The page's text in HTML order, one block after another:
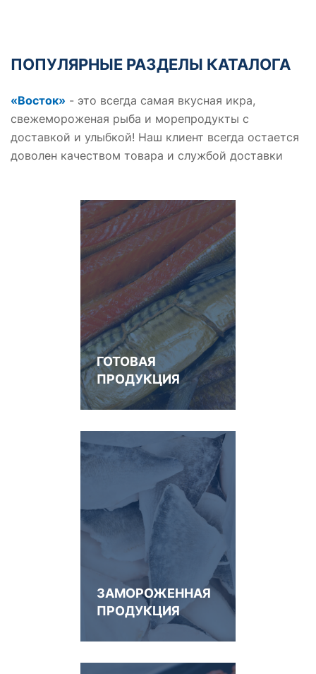
ПОПУЛЯРНЫЕ РАЗДЕЛЫ КАТАЛОГА
«Восток» - это всегда самая вкусная икра,
свежемороженая рыба и морепродукты с
доставкой и улыбкой! Наш клиент всегда остается
доволен качеством товара и службой доставки
ГОТОВАЯ
ПРОДУКЦИЯ
ЗАМОРОЖЕННАЯ
ПРОДУКЦИЯ